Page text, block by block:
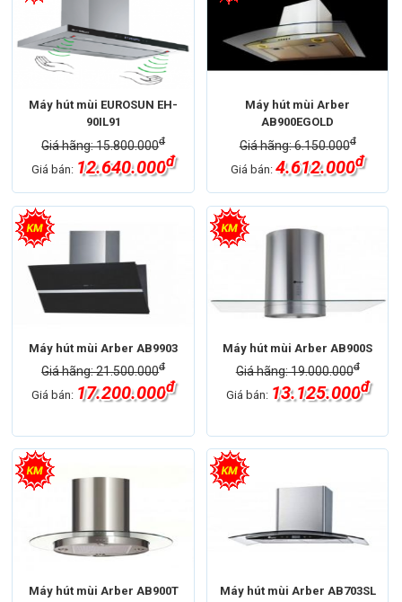
Máy hút mùi EUROSUN EH-
90IL91
Giá hãng: 15.800.000đ
Giá bán: 12.640.000đ
Máy hút mùi Arber
AB900EGOLD
Giá hãng: 6.150.000đ
Giá bán:4.612.000đ
Máy hút mùi Arber AB9903
Giá hãng: 21.500.000đ
Giá bán: 17.200.000đ
Máy hút mùi Arber AB900S
Giá hãng: 19.000.000đ
Giá bán: 13.125.000đ
Máy hút mùi Arber AB900T Máy hút mùi Arber AB703SL